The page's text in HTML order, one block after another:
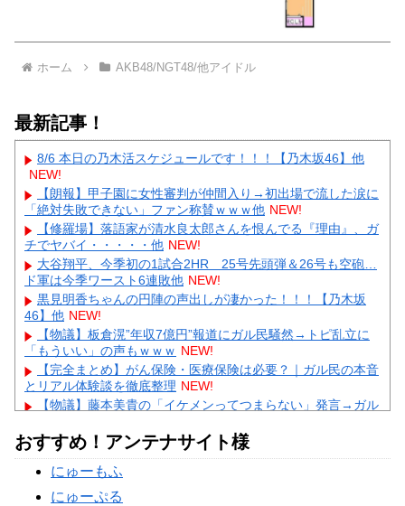
ホーム AKB48/NGT48/他アイドル
最新記事！
8/6 本日の乃木活スケジュールです！！！【乃木坂46】他
NEW!
【朗報】甲子園に女性審判が仲間入り→初出場で流した涙に
「絶対失敗できない」ファン称賛ｗｗｗ他 NEW!
【修羅場】落語家が清水良太郎さんを恨んでる『理由』、ガ
チでヤバイ・・・・・他 NEW!
大谷翔平、今季初の1試合2HR 25号先頭弾＆26号も空砲…
ド軍は今季ワースト6連敗他 NEW!
黒見明香ちゃんの円陣の声出しが凄かった！！！【乃木坂
46】他 NEW!
【物議】板倉滉”年収7億円”報道にガル民騒然→トピ乱立に
「もういい」の声もｗｗｗ NEW!
【完全まとめ】がん保険・医療保険は必要？｜ガル民の本音
とリアル体験談を徹底整理 NEW!
【物議】藤本美貴の「イケメンってつまらない」発言→ガル
【物議】田中みな実、結婚&妊娠発表後初登場→10cmヒール
にガル民総ツッコミｗｗｗ
【衝撃】剛力彩芽、ネプリーグで別人級美貌に→ガル民「え
っ待って」の総ツッコミｗｗｗ
おすすめ！アンテナサイト様
にゅーもふ
にゅーぷる